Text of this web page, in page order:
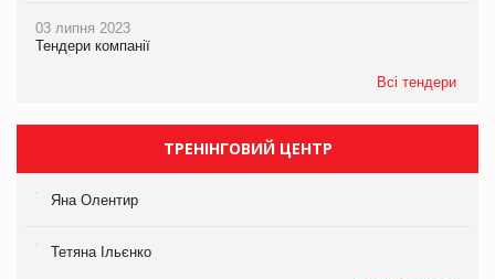
03 липня 2023
Тендери компанії
Всі тендери
ТРЕНІНГОВИЙ ЦЕНТР
Яна Олентир
Тетяна Ільєнко